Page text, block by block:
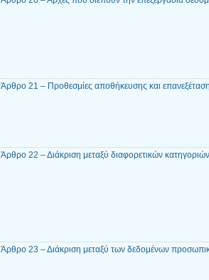
Άρθρο 21 – Προθεσμίες αποθήκευσης και
Άρθρο 22 – Διάκριση μεταξύ διαφορετικών
Άρθρο 23 – Διάκριση μεταξύ των δεδομένων